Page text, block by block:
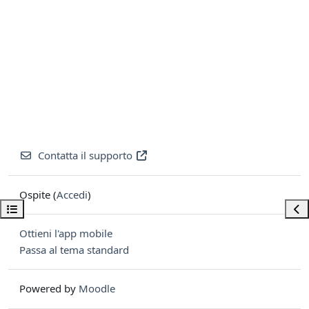
Apri indice del corso
Contatta il supporto
Ospite (Accedi)
Ottieni l'app mobile
Passa al tema standard
Powered by Moodle